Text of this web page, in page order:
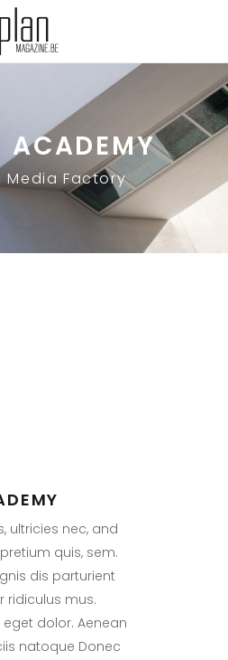
ACADEMY
Media Factory
ultricies nec, and
quis, sem.
dis parturient
ridiculus mus.
dolor. Aenean
natoque Donec